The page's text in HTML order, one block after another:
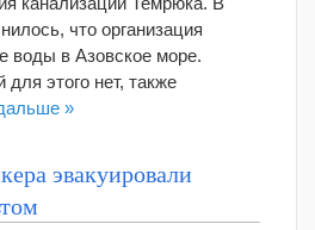
что организация
воды в Азовское море.
этого нет, также
»
эвакуировали